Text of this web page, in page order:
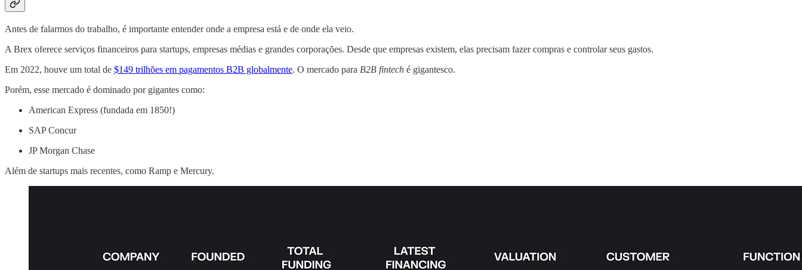
Antes de falarmos do trabalho, é importante entender onde a empresa está e de onde ela veio.
A Brex oferece serviços financeiros para startups, empresas médias e grandes corporações. Desde que empresas existem, elas precisam fazer compras e controlar seus gastos.
Em 2022, houve um total de $149 trilhões em pagamentos B2B globalmente. O mercado para B2B fintech é gigantesco.
Porém, esse mercado é dominado por gigantes como:
American Express (fundada em 1850!)
SAP Concur
JP Morgan Chase
Além de startups mais recentes, como Ramp e Mercury.